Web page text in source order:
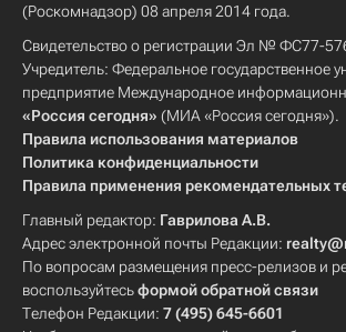
(Роскомнадзор) 08 апреля 2014 года.
Свидетельство о регистрации Эл № ФС77-
Учредитель: Федеральное государственное
предприятие Международное
«Россия сегодня» (МИА «Россия сегодня»).
Правила использования материалов
Политика конфиденциальности
Правила применения рекомендательных
Главный редактор: Гаврилова А.В.
Адрес электронной почты Редакции:
По вопросам размещения пресс-релизов и
воспользуйтесьформой обратной связи
Телефон Редакции: 7 (495) 645-6601